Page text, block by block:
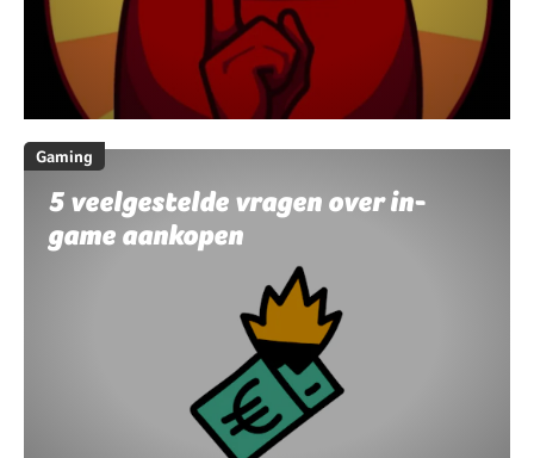
Gaming
5 veelgestelde vragen over in-
game aankopen